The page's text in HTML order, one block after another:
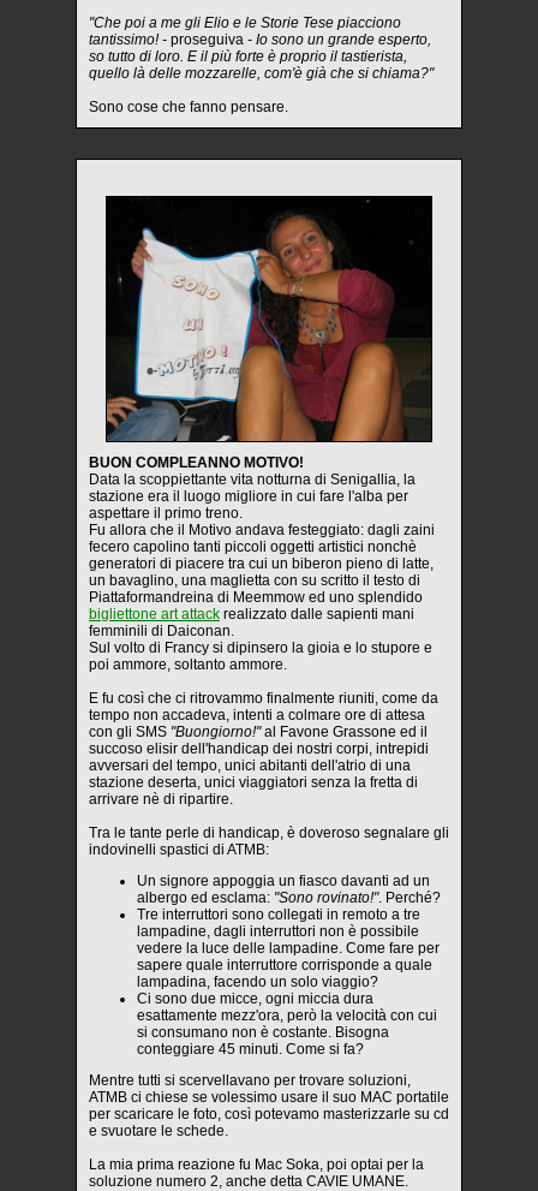
"Che poi a me gli Elio e le Storie Tese piacciono
tantissimo! - proseguiva - Io sono un grande esperto,
so tutto di loro. E il più forte è proprio il tastierista,
quello là delle mozzarelle, com'è già che si chiama?"
Sono cose che fanno pensare.
BUON COMPLEANNO MOTIVO!
Data la scoppiettante vita notturna di Senigallia, la
stazione era il luogo migliore in cui fare l'alba per
aspettare il primo treno.
Fu allora che il Motivo andava festeggiato: dagli zaini
fecero capolino tanti piccoli oggetti artistici nonchè
generatori di piacere tra cui un biberon pieno di latte,
un bavaglino, una maglietta con su scritto il testo di
Piattaformandreina di Meemmow ed uno splendido
bigliettone art attack realizzato dalle sapienti mani
femminili di Daiconan.
Sul volto di Francy si dipinsero la gioia e lo stupore e
poi ammore, soltanto ammore.
E fu così che ci ritrovammo finalmente riuniti, come da
tempo non accadeva, intenti a colmare ore di attesa
con gli SMS "Buongiorno!"al Favone Grassone ed il
succoso elisir dell'handicap dei nostri corpi, intrepidi
avversari del tempo, unici abitanti dell'atrio di una
stazione deserta, unici viaggiatori senza la fretta di
arrivare nè di ripartire.
Tra le tante perle di handicap, è doveroso segnalare gli
indovinelli spastici di ATMB:
Un signore appoggia un fiasco davanti ad un
albergo ed esclama: "Sono rovinato!". Perché?
Tre interruttori sono collegati in remoto a tre
lampadine, dagli interruttori non è possibile
vedere la luce delle lampadine. Come fare per
sapere quale interruttore corrisponde a quale
lampadina, facendo un solo viaggio?
Ci sono due micce, ogni miccia dura
esattamente mezz'ora, però la velocità con cui
si consumano non è costante. Bisogna
conteggiare 45 minuti. Come si fa?
Mentre tutti si scervellavano per trovare soluzioni,
ATMB ci chiese se volessimo usare il suo MAC portatile
per scaricare le foto, così potevamo masterizzarle su cd
e svuotare le schede.
La mia prima reazione fu Mac Soka, poi optai per la
soluzione numero 2, anche detta CAVIE UMANE.